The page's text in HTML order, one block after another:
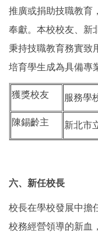
推廣或捐助技職教育
奉獻。本校校友、新
秉持技職教育務實致
培育學生成為具備專
獲獎校友 服務學
陳錫齡主 新北市
六、新任校長
校長在學校發展中擔
校務經營領導的新血